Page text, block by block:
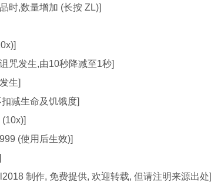
时,数量增加 (长按 ZL)]
咒发生,由10秒降减至1秒]
生]
减生命及饥饿度]
(使用后生效)]
制作, 免费提供, 欢迎转载, 但请注明来源出处]